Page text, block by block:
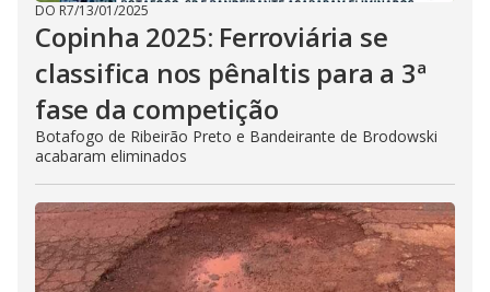
DO R7/13/01/2025
Copinha 2025: Ferroviária se
classifica nos pênaltis para a 3ª
fase da competição
Botafogo de Ribeirão Preto e Bandeirante de Brodowski
acabaram eliminados